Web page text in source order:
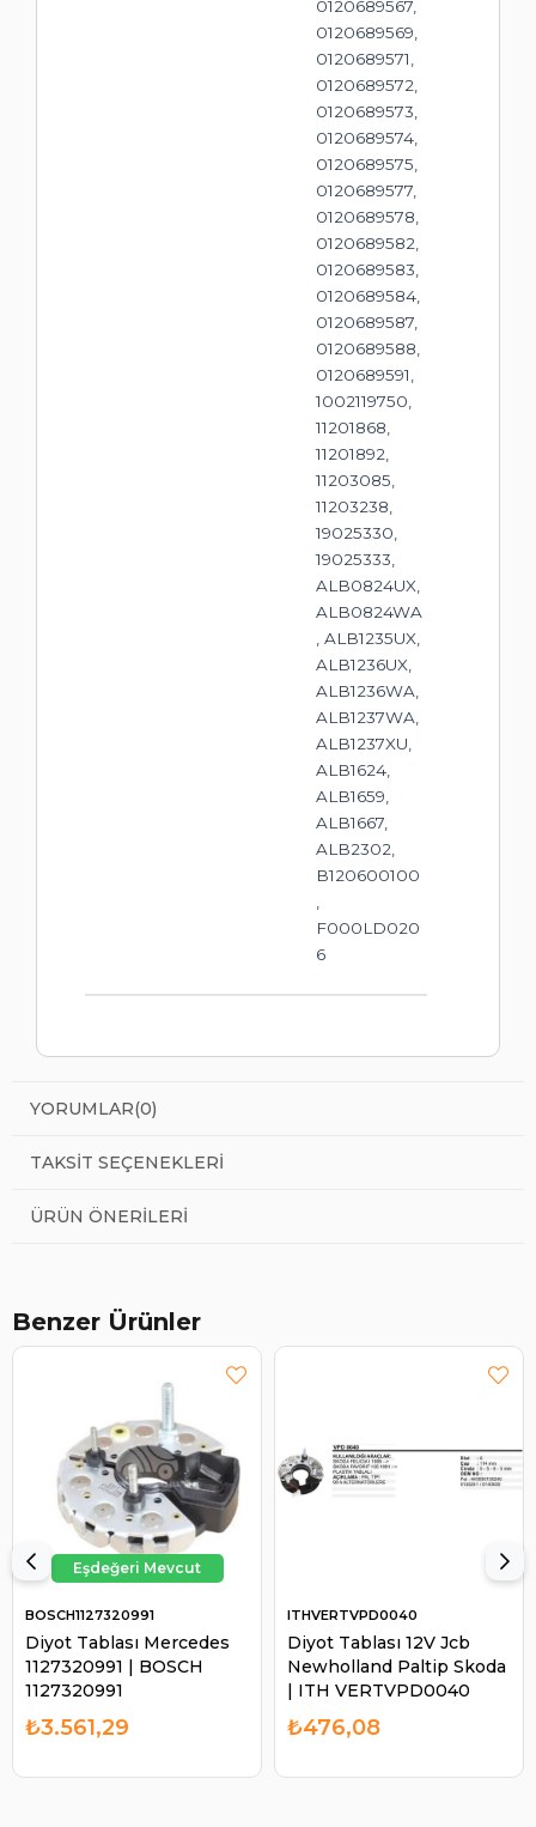
0120689567,
0120689569,
0120689571,
0120689572,
0120689573,
0120689574,
0120689575,
0120689577,
0120689578,
0120689582,
0120689583,
0120689584,
0120689587,
0120689588,
0120689591,
1002119750,
11201868,
11201892,
11203085,
11203238,
19025330,
19025333,
ALB0824UX,
ALB0824WA
, ALB1235UX,
ALB1236UX,
ALB1236WA,
ALB1237WA,
ALB1237XU,
ALB1624,
ALB1659,
ALB1667,
ALB2302,
B120600100
F000LD020
6
YORUMLAR(0)
TAKSIT SEÇENEKLERI
ÜRÜN ÖNERILERI
Benzer Ürünler
Diyot Tablası Mercedes
1127320991 | BOSCH
1127320991
BOSCH1127320991
₺3.561,29
Diyot Tablası 12V Jcb
Newholland Paltip Skoda
| ITH VERTVPD0040
ITHVERTVPD0040
₺476,08